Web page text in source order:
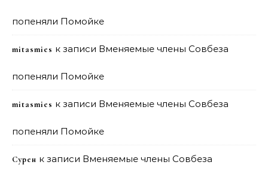
попеняли Помойке
mitasmies к записи Вменяемые члены Совбеза
попеняли Помойке
mitasmies к записи Вменяемые члены Совбеза
попеняли Помойке
Сурен к записи Вменяемые члены Совбеза